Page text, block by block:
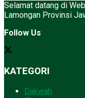
Selamat datang di
Lamongan Provinsi
Follow Us
KATEGORI
Dakwah